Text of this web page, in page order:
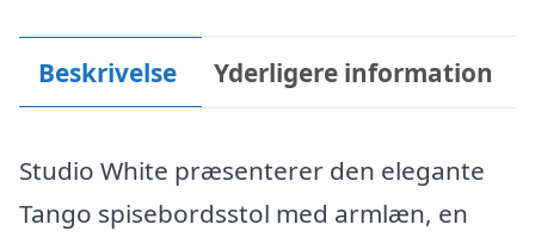
Beskrivelse Yderligere information
Studio White præsenterer den elegante
Tango spisebordsstol med armlæn, en